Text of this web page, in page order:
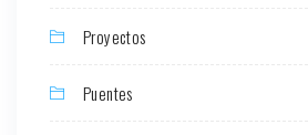
Proyectos
Puentes